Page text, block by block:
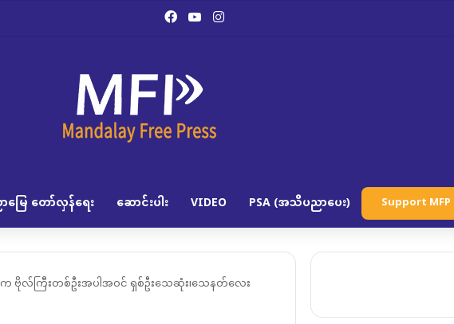
Facebook
YouTubeInstagram
ြေ တော်လှန်ရေး ဆောင်းပါး VIDEO PSA (အသိပညာပေး) Support MFP
ဗိုလ်ကြီးတစ်ဦးအပါအဝင် ရှစ်ဦးသေဆုံး၊သေနတ်လေး